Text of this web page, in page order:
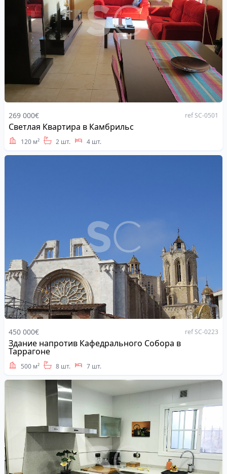
269 000€ ref SC-0501
Address
Светлая Квартира в Камбрильс
120 м² 2 шт. 4 шт.
450 000€ ref SC-0223
Address
Здание напротив Кафедрального Собора в
Таррагоне
500 м² 8 шт. 7 шт.